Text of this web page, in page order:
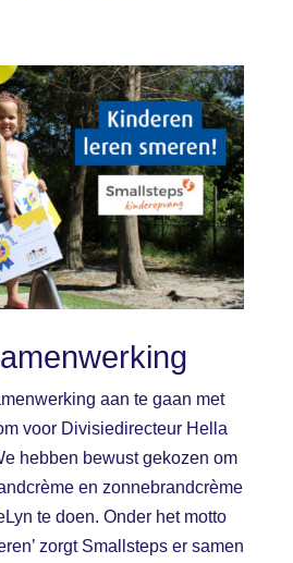
aan te gaan met
voor Divisiedirecteur Hella
hebben bewust gekozen om
en zonnebrandcrème
te doen. Onder het motto
zorgt Smallsteps er samen